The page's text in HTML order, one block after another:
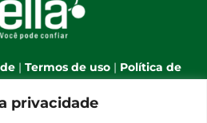
privacidade
| Termos de uso | Política de